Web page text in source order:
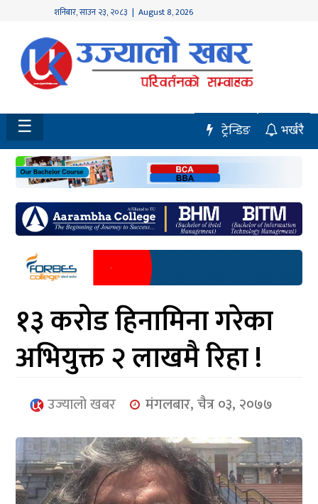
शनिबार,साउन २३, २०८३ | August 8, 2026
होमपेज
नवलपुर
विशेष
मध्य
नेपाल
चितवन
सेरोफेरो
समाचार
आर्थिक
मनोरञ्जन
खेलकुद
प्रबास
युनिकोड
☰ भर्खरै
ट्रेन्डिङ
१३ करोड हिनामिना गरेका
अभियुक्त २ लाखमै रिहा !
उज्यालो खबर मंगलबार, चैत्र ०३, २०७७